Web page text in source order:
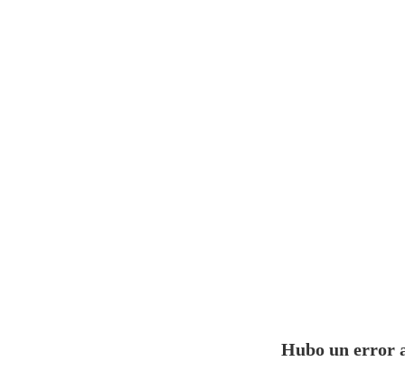
Hubo un error